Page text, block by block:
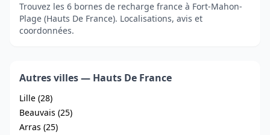
Trouvez les 6 bornes de recharge france à Fort-Mahon-
Plage (Hauts De France). Localisations, avis et
coordonnées.
Autres villes — Hauts De France
Lille (28)
Beauvais (25)
Arras (25)